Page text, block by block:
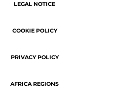
LEGAL NOTICE
COOKIE POLICY
PRIVACY POLICY
AFRICA REGIONS